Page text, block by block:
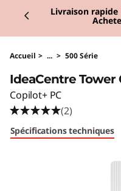
C
e
n
Réduction I
réduction sur
Accueil > ... > 500 Série
IdeaCentre Tower
Copilot+ PC
(2)
Spécifications techniques